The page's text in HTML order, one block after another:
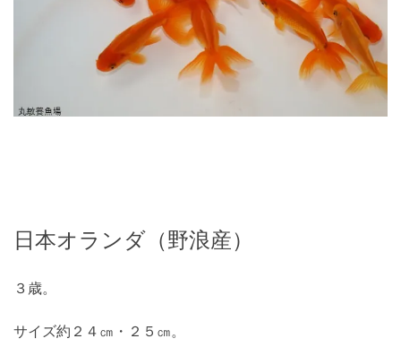
日本オランダ（野浪産）
３歳。
サイズ約２４㎝・２５㎝。